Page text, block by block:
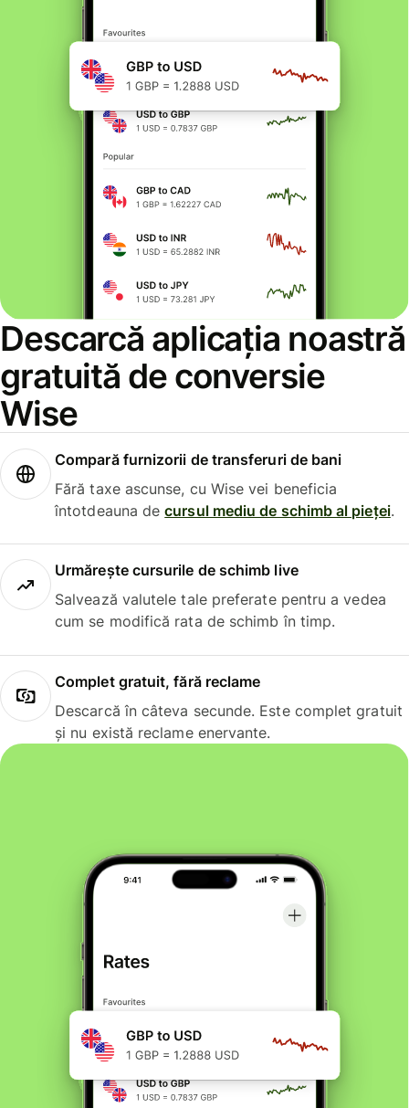
Descarcă aplicația noastră
gratuită de conversie
Wise
Compară furnizorii de transferuri de bani
Fără taxe ascunse, cu Wise vei beneficia
întotdeauna decursul mediu de schimb al pieței.
Urmărește cursurile de schimb live
Salvează valutele tale preferate pentru a vedea
cum se modifică rata de schimb în timp.
Complet gratuit, fără reclame
Descarcă în câteva secunde. Este complet gratuit
și nu există reclame enervante.